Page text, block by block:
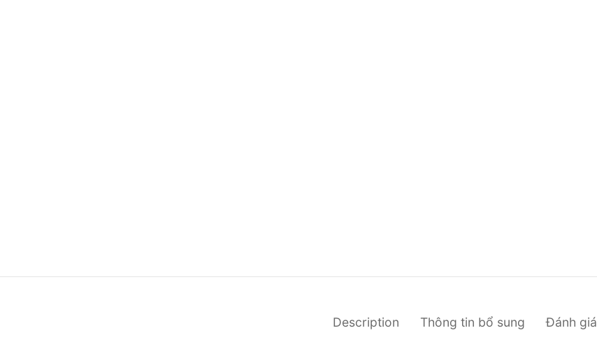
Description Thông tin bổ sung Đánh giá